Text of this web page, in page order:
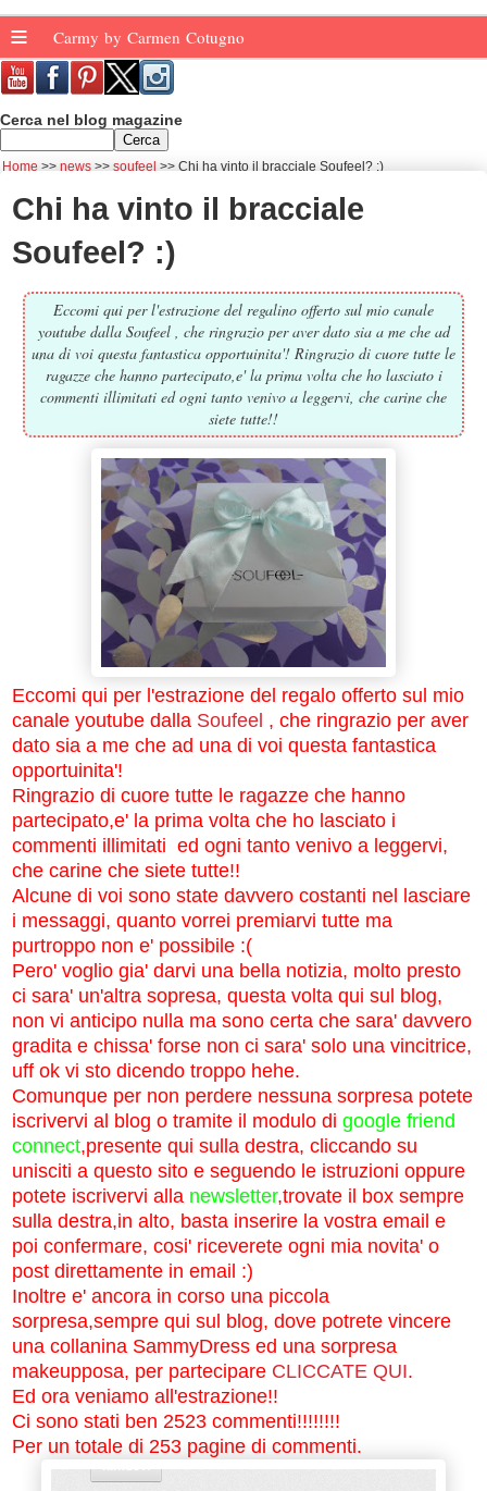
≡ Carmy by Carmen Cotugno
Cerca nel blog magazine
Home news soufeel Chi ha vinto il bracciale Soufeel? :)
Chi ha vinto il bracciale
Soufeel? :)
Eccomi qui per l'estrazione del regalino offerto sul mio canale
youtube dalla Soufeel , che ringrazio per aver dato sia a me che ad
una di voi questa fantastica opportuinita'! Ringrazio di cuore tutte le
ragazze che hanno partecipato,e' la prima volta che ho lasciato i
commenti illimitati ed ogni tanto venivo a leggervi, che carine che
siete tutte!!
Eccomi qui per l'estrazione del regalo offerto sul mio
canale youtube dalla Soufeel , che ringrazio per aver
dato sia a me che ad una di voi questa fantastica
opportuinita'!
Ringrazio di cuore tutte le ragazze che hanno
partecipato,e' la prima volta che ho lasciato i
commenti illimitati ed ogni tanto venivo a leggervi,
che carine che siete tutte!!
Alcune di voi sono state davvero costanti nel lasciare
i messaggi, quanto vorrei premiarvi tutte ma
purtroppo non e' possibile :(
Pero' voglio gia' darvi una bella notizia, molto presto
ci sara' un'altra sopresa, questa volta qui sul blog,
non vi anticipo nulla ma sono certa che sara' davvero
gradita e chissa' forse non ci sara' solo una vincitrice,
uff ok vi sto dicendo troppo hehe.
Comunque per non perdere nessuna sorpresa potete
iscrivervi al blog o tramite il modulo di google friend
connect,presente qui sulla destra, cliccando su
unisciti a questo sito e seguendo le istruzioni oppure
potete iscrivervi alla newsletter,trovate il box sempre
sulla destra,in alto, basta inserire la vostra email e
poi confermare, cosi' riceverete ogni mia novita' o
post direttamente in email :)
Inoltre e' ancora in corso una piccola
sorpresa,sempre qui sul blog, dove potrete vincere
una collanina SammyDress ed una sorpresa
makeupposa, per partecipare CLICCATE QUI.
Ed ora veniamo all'estrazione!!
Ci sono stati ben 2523 commenti!!!!!!!!
Per un totale di 253 pagine di commenti.